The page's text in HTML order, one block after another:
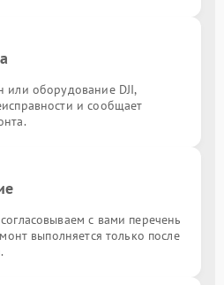
или оборудование DJI,
и сообщает
с вами перечень
выполняется только после